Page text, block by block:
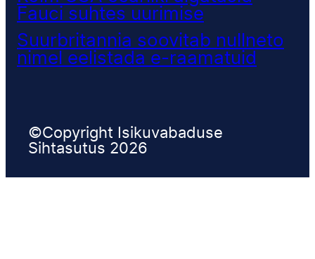
Fauci suhtes uurimise
Suurbritannia soovitab nullneto
nimel eelistada e-raamatuid
©Copyright Isikuvabaduse
Sihtasutus 2026